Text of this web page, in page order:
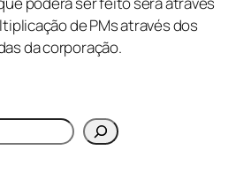
de PMs através dos
da corporação.